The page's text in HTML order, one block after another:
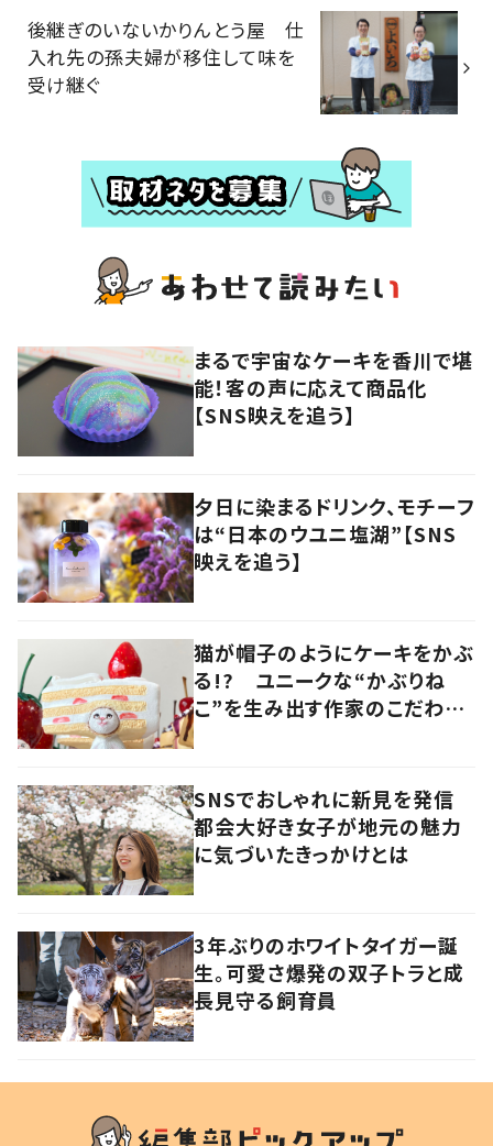
後継ぎのいないかりんとう屋 仕
入れ先の孫夫婦が移住して味を
受け継ぐ
まるで宇宙なケーキを香川で堪
能！客の声に応えて商品化
【SNS映えを追う】
夕日に染まるドリンク、モチーフ
は“日本のウユニ塩湖”【SNS
映えを追う】
猫が帽子のようにケーキをかぶ
る!? ユニークな“かぶりね
こ”を生み出す作家のこだわり
SNSでおしゃれに新見を発信
都会大好き女子が地元の魅力
に気づいたきっかけとは
3年ぶりのホワイトタイガー誕
生。可愛さ爆発の双子トラと成
長見守る飼育員